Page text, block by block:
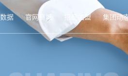
据 官网商城 招商加盟 集团动